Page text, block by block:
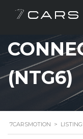
(NTG6)
7CARSMOTION >